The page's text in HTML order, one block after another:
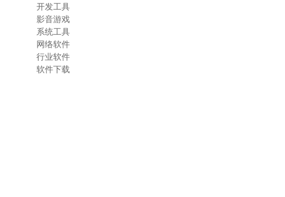
开发工具
影音游戏
系统工具
网络软件
行业软件
软件下载